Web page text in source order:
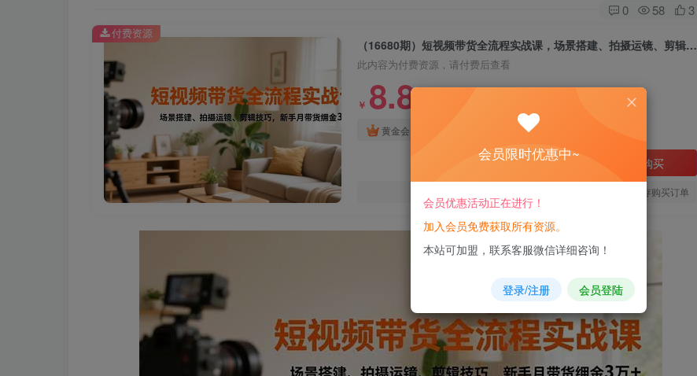
0 58 3
（16680期）短视频带货全流程实战课，场景搭建、拍摄运镜、剪辑技巧，新手月带货佣金3万+
此内容为付费资源，请付费后查看
￥ 8.8
黄金会员 免费
立即购买
您当前未登录！建议登陆后购买，可保存购买订单
付费资源
会员限时优惠中~
会员优惠活动正在进行！
加入会员免费获取所有资源。
本站可加盟，联系客服微信详细咨询！
登录/注册 会员登陆